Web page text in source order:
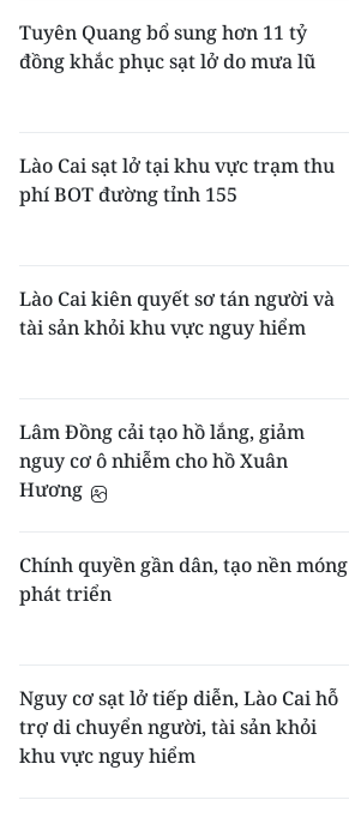
Tuyên Quang bổ sung hơn 11 tỷ
đồng khắc phục sạt lở do mưa lũ
Lào Cai sạt lở tại khu vực trạm thu
phí BOT đường tỉnh 155
Lào Cai kiên quyết sơ tán người và
tài sản khỏi khu vực nguy hiểm
Lâm Đồng cải tạo hồ lắng, giảm
nguy cơ ô nhiễm cho hồ Xuân
Hương
Chính quyền gần dân, tạo nền móng
phát triển
Nguy cơ sạt lở tiếp diễn, Lào Cai hỗ
trợ di chuyển người, tài sản khỏi
khu vực nguy hiểm